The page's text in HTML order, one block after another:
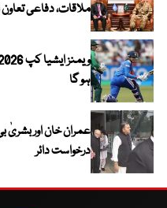
ملاقات، دفاعی تعاون
ہو گا
عمران خان اور
درخواست دائر